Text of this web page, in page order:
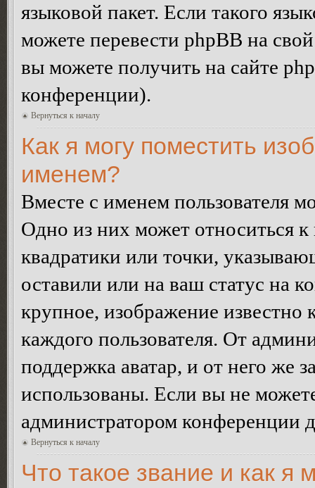
языковой пакет. Если такого
можете перевести phpBB на
вы можете получить на сайте
конференции).
Вернуться к началу
Как я могу поместить
именем?
Вместе с именем пользователя
Одно из них может относиться
квадратики или точки,
оставили или на ваш статус на
крупное, изображение известно
каждого пользователя. От
поддержка аватар, и от него же
использованы. Если вы не
администратором конференции
Вернуться к началу
Что такое звание и как я